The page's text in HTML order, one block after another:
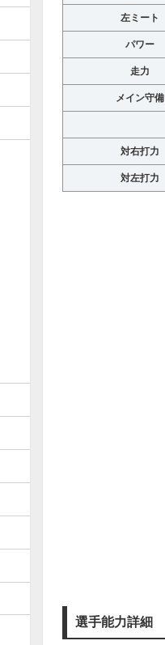
左ミート
パワー
走力
メイン守備
対右打力
対左打力
選手能力詳細